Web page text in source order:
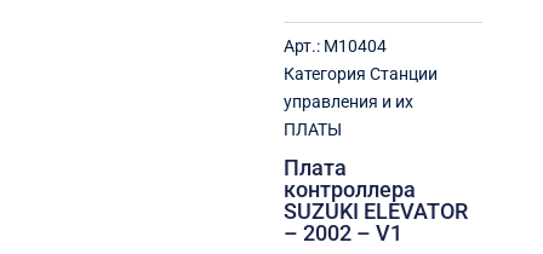
Арт.: M10404
Категория Станции
управления и их
ПЛАТЫ
Плата
контроллера
SUZUKI ELEVATOR
– 2002 – V1